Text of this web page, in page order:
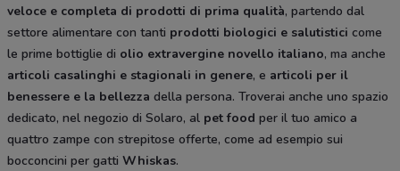
veloce e completa di prodotti di prima qualità, partendo dal
settore alimentare con tanti prodotti biologici e salutistici come
le prime bottiglie di olio extravergine novello italiano, ma anche
articoli casalinghi e stagionali in genere, e articoli per il
benessere e la bellezza della persona. Troverai anche uno spazio
dedicato, nel negozio di Solaro, al pet food per il tuo amico a
quattro zampe con strepitose offerte, come ad esempio sui
bocconcini per gatti Whiskas.